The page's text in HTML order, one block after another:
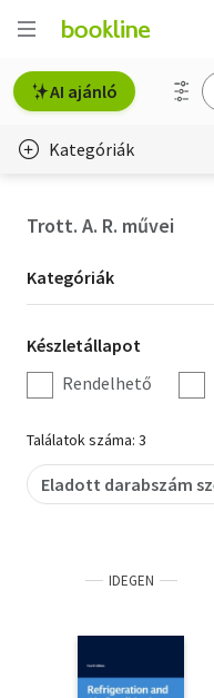
AI ajánló
Kategóriák
Hobbi, szabadidő
Irodalom
Művészet
Szakkönyv
Tankönyv, segédkönyv
Társadalomtudomány
Természettudomány
Trott. A. R. művei
Kategória
szűrés
Kategóriák
Készletállapot
szűrés
Készletállapot
Rendelhető
Találatok száma: 3
Eladott darabszám
IDEGEN